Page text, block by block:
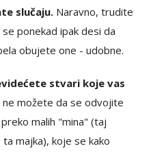
slučaju. Naravno, trudite
ponekad ipak desi da
obujete one - udobne.
stvari koje vas
ne možete da se odvojite
malih "mina" (taj
majka), koje se kako